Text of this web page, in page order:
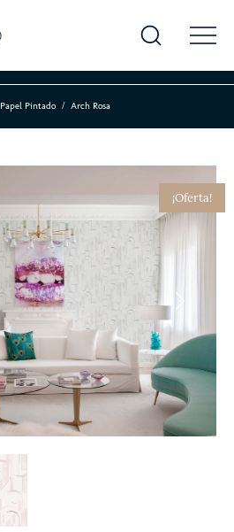
Papel Pintado Arch Rosa
¡Oferta!